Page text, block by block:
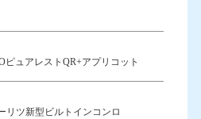
ピュアレストQR+アプリコット
ツ新型ビルトインコンロ